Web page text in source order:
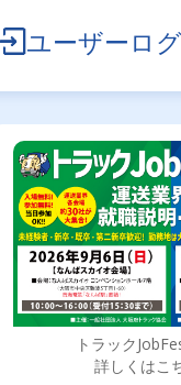
ユーザーロ
トラック
詳しくはこ